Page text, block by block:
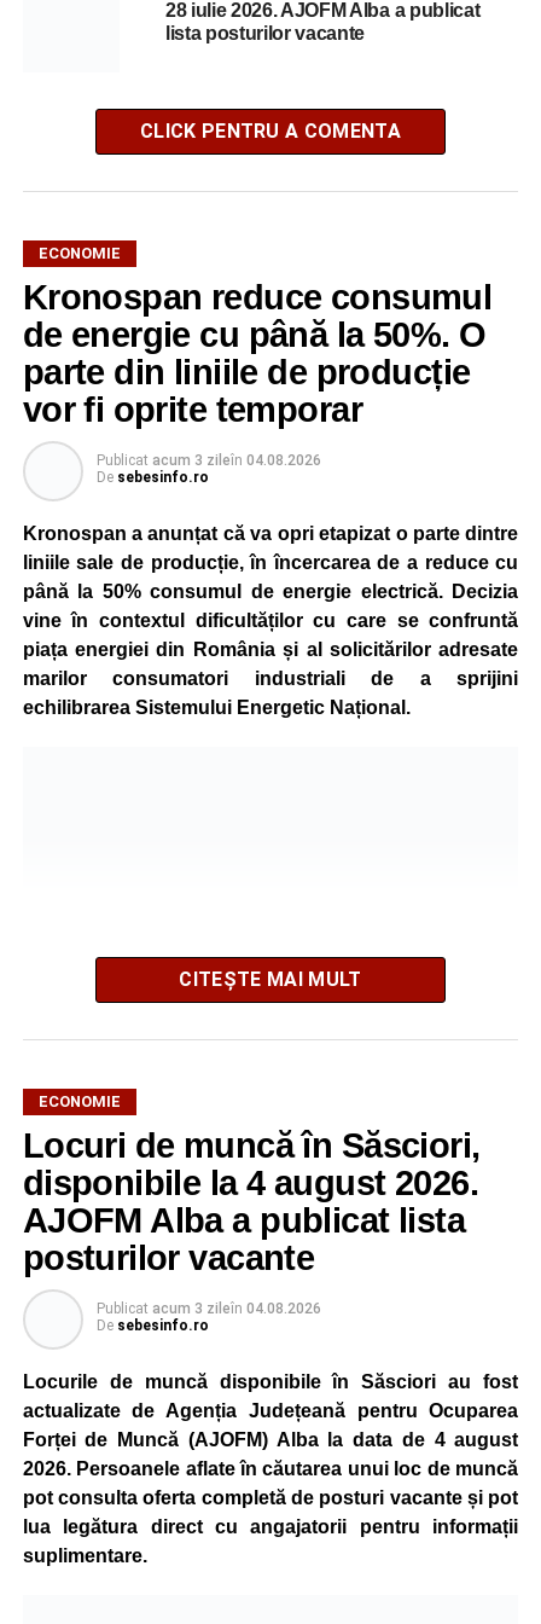
28 iulie 2026. AJOFM Alba a publicat
lista posturilor vacante
CLICK PENTRU A COMENTA
ECONOMIE
Kronospan reduce consumul
de energie cu până la 50%. O
parte din liniile de producție
vor fi oprite temporar
Publicat acum 3 zileîn 04.08.2026
De sebesinfo.ro
Kronospan a anunțat că va opri etapizat o parte dintre
liniile sale de producție, în încercarea de a reduce cu
până la 50% consumul de energie electrică. Decizia
vine în contextul dificultăților cu care se confruntă
piața energiei din România și al solicitărilor adresate
marilor consumatori industriali de a sprijini
echilibrarea Sistemului Energetic Național.
Potrivit unui comunicat al companiei, măsura va fi aplicată
gradual, în funcție de necesitățile sistemului energetic.
Reprezentanții Kronospan precizează că evoluția situației
este monitorizată permanent, iar activitatea va reveni la
capacitate normală imediat ce condițiile vor permite.
Compania dă asigurări că oprirea temporară a unor linii
de producție nu va afecta livrările către clienți.
Kronospan se numără printre cei mai mari consumatori de
energie electrică din România. O parte din necesarul
energetic este acoperită prin producția proprie de energie,
realizată cu ajutorul panourilor fotovoltaice și al unităților
de cogenerare.
Reprezentanții companiei afirmă că vor continua
colaborarea cu autoritățile și operatorii din domeniul
energetic pentru a contribui la depășirea perioadei dificile
CITEȘTE MAI MULT
ECONOMIE
Locuri de muncă în Săsciori,
disponibile la 4 august 2026.
AJOFM Alba a publicat lista
posturilor vacante
Publicat acum 3 zileîn 04.08.2026
De sebesinfo.ro
Locurile de muncă disponibile în Săsciori au fost
actualizate de Agenția Județeană pentru Ocuparea
Forței de Muncă (AJOFM) Alba la data de 4 august
2026. Persoanele aflate în căutarea unui loc de muncă
pot consulta oferta completă de posturi vacante și pot
lua legătura direct cu angajatorii pentru informații
suplimentare.